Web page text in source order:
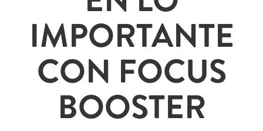
IMPORTANTE
CON FOCUS
BOOSTER